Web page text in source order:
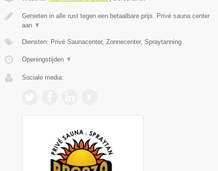
Genieten in alle rust tegen een betaalbare prijs. Privé sauna center
aan ▼
Diensten: Privé Saunacenter, Zonnecenter, Spraytanning
Openingstijden ▼
Sociale media: